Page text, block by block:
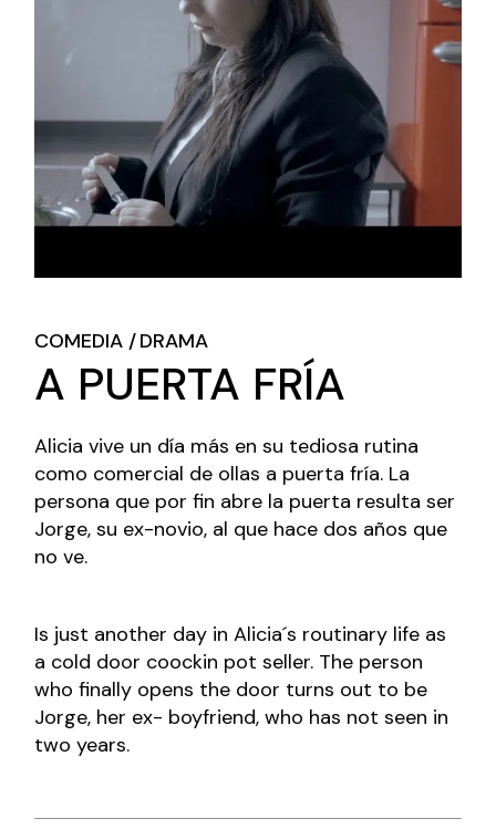
COMEDIA DRAMA
A PUERTA FRÍA
Alicia vive un día más en su tediosa rutina
como comercial de ollas a puerta fría. La
persona que por fin abre la puerta resulta ser
Jorge, su ex-novio, al que hace dos años que
no ve.
Is just another day in Alicia´s routinary life as
a cold door coockin pot seller. The person
who finally opens the door turns out to be
Jorge, her ex- boyfriend, who has not seen in
two years.